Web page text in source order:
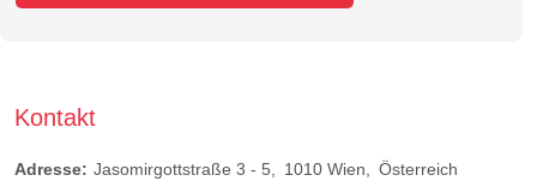
Kontakt
Adresse: Jasomirgottstraße 3 - 5 1010 Wien
Österreich